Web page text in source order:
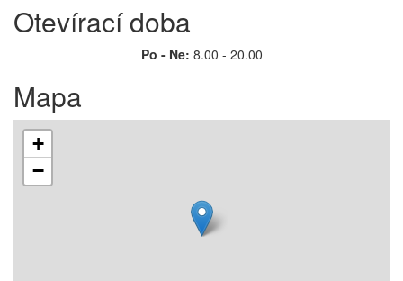
Otevírací doba
Po - Ne: 8.00 - 20.00
Mapa
+
−